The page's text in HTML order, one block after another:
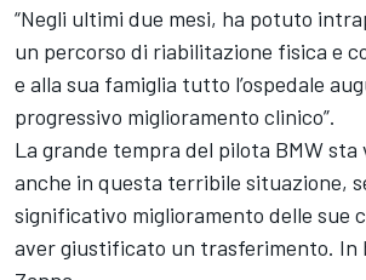
“Negli ultimi due mesi, ha potuto
un percorso di riabilitazione fisica e
e alla sua famiglia tutto l’ospedale
progressivo miglioramento clinico”.
La grande tempra del pilota BMW
anche in questa terribile situazione,
significativo miglioramento delle sue
aver giustificato un trasferimento. In